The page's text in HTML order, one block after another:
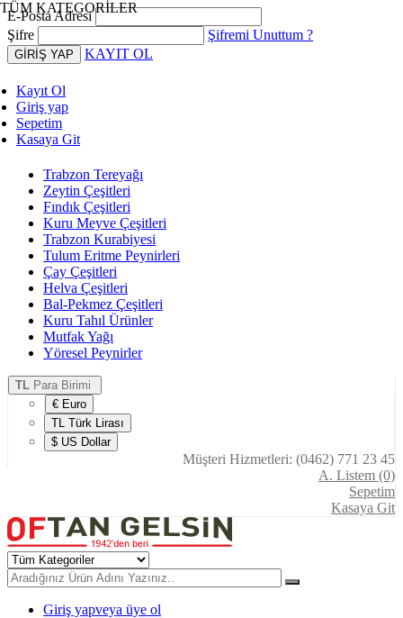
E-Posta Adresi
Şifre
Şifremi Unuttum ?
KAYIT OL
Kayıt Ol
Giriş yap
Sepetim
Kasaya Git
Trabzon Tereyağı
Zeytin Çeşitleri
Fındık Çeşitleri
Kuru Meyve Çeşitleri
Trabzon Kurabiyesi
Tulum Eritme Peynirleri
Çay Çeşitleri
Helva Çeşitleri
Bal-Pekmez Çeşitleri
Kuru Tahıl Ürünler
Mutfak Yağı
Yöresel Peynirler
TL Para Birimi
€ Euro
TL Türk Lirası
$ US Dollar
Müşteri Hizmetleri: (0462) 771 23 45
A. Listem (0)
Sepetim
Kasaya Git
Giriş yapveya üye ol
TÜM KATEGORİLER